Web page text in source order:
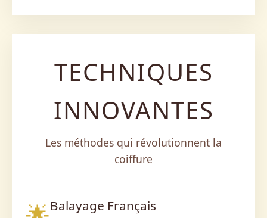
TECHNIQUES
INNOVANTES
Les méthodes qui révolutionnent la
coiffure
Balayage Français